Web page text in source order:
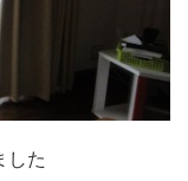
した